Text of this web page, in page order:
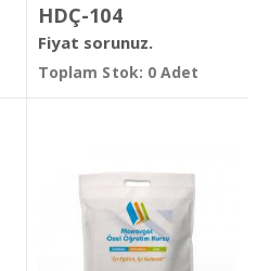
HDÇ-104
Fiyat sorunuz.
Toplam Stok: 0 Adet